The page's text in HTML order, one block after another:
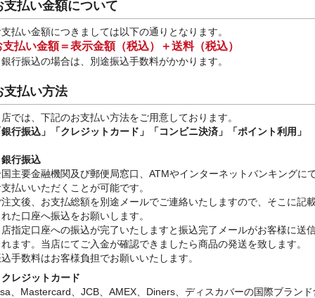
支払い金額について
払い金額につきましては以下の通りとなります。
支払い金額＝表示金額（税込）＋送料（税込）
行振込の場合は、別途振込手数料がかかります。
支払い方法
では、下記のお支払い方法をご用意しております。
行振込」
「クレジットカード」「コンビニ決済」「ポイント利用」
行振込
主要金融機関及び郵便局窓口、ATMやインターネットバンキングに
払いいただくことが可能です。
文後、お支払総額を別途メールでご連絡いたしますので、そこに記
た口座へ振込をお願いします。
指定口座への振込が完了いたしますと振込完了メールがお客様に送
ます。当店にてご入金が確認できましたら商品の発送を致します。
手数料はお客様負担でお願いいたします。
レジットカード
、Mastercard、JCB、AMEX、Diners、ディスカバーの国際ブランド